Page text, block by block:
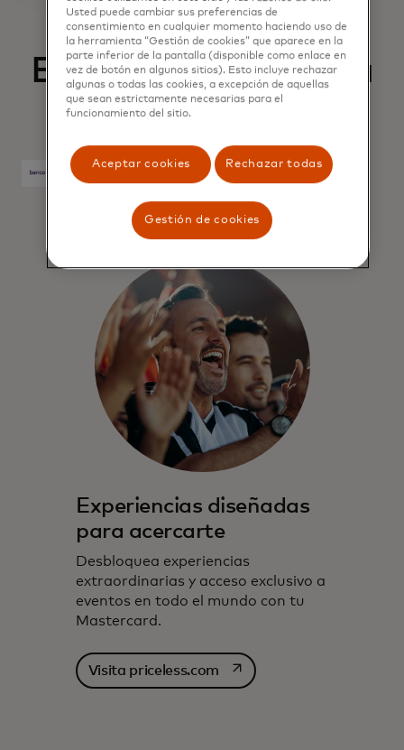
Encuentra la tarjeta
ideal para ti
se abre en una pestaña nueva
se abre en una pestaña nueva
se abre en una pestaña nueva
se abre en una pestaña
Experiencias diseñadas
para acercarte
Desbloquea experiencias
extraordinarias y acceso exclusivo a
eventos en todo el mundo con tu
Mastercard.
Visita priceless.com se abre en una pestaña
Usted puede cambiar sus preferencias de
consentimiento en cualquier momento haciendo uso de
la herramienta “Gestión de cookies” que aparece en la
parte inferior de la pantalla (disponible como enlace en
vez de botón en algunos sitios). Esto incluye rechazar
algunas o todas las cookies, a excepción de aquellas
que sean estrictamente necesarias para el
funcionamiento del sitio.
Aceptar cookies Rechazar todas
Gestión de cookies